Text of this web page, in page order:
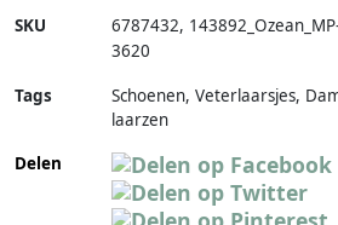
SKU 6787432,
3620
Tags
Schoenen, Veterlaarsjes,
laarzen
Delen